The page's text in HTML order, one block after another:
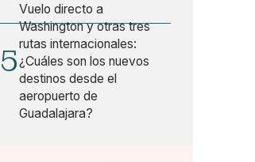
Vuelo directo a
Washington y otras tres
rutas internacionales:
¿Cuáles son los nuevos
destinos desde el
aeropuerto de
Guadalajara?